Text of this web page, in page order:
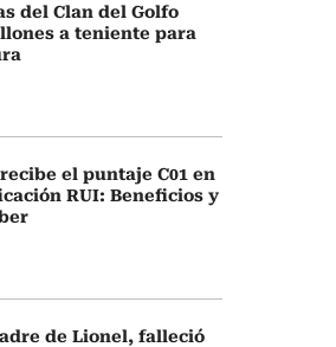
del Clan del Golfo
a teniente para
el puntaje C01 en
RUI: Beneficios y
de Lionel, falleció